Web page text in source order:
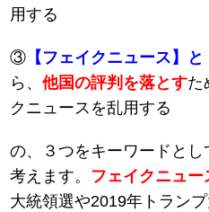
用する
③ 【フェイクニュース】
ら、他国の評判を落とすた
クニュースを乱用する
の、３つをキーワードとし
考えます。 フェイクニュー
大統領選や2019年トラン